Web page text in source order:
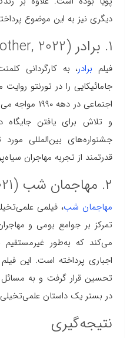
دیگری نیز به این موضوع
۱. برادر (Brother, 2022)
فیلم برادر، به کارگردانی
جامائیکایی را در تورنتو
اجتماعی در
و تلاش برای یافتن جایگاه
جشنواره‌های بین‌المللی
قدرتمند از تجربه مهاجران
۲. مهاجمان شب (Night Raiders, 2021)
مهاجمان شب، فیلمی
تمرکز بر جوامع بومی و
می‌کند که به‌طور
اجباری پرداخته است. این
تحسین قرار گرفت و به
در بستر یک داستان علمی‌تخیلی
نتیجه‌گیری